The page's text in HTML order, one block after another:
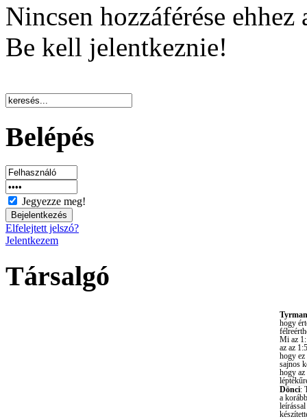
Nincsen hozzáférése
Be kell jelentkeznie!
Belépés
Jegyezze meg!
Elfelejtett jelszó?
Jelentkezem
Társalgó